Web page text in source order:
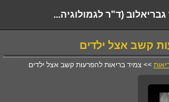
(ד"ר לגמולוגיה...
קשב אצל ילדים
>> צמיד בריאות להפרעות קשב אצל ילדים